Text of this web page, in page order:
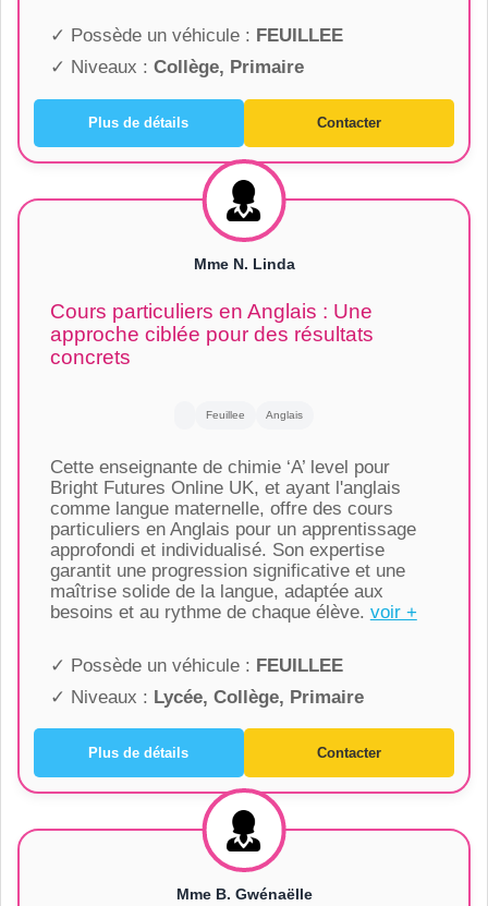
✓ Possède un véhicule : FEUILLEE
✓ Niveaux : Collège, Primaire
Plus de détails Contacter
Mme N. Linda
Cours particuliers en Anglais : Une
approche ciblée pour des résultats
concrets
Feuillee Anglais
Cette enseignante de chimie ‘A’ level pour
Bright Futures Online UK, et ayant l'anglais
comme langue maternelle, offre des cours
particuliers en Anglais pour un apprentissage
approfondi et individualisé. Son expertise
garantit une progression significative et une
maîtrise solide de la langue, adaptée aux
besoins et au rythme de chaque élève. voir +
✓ Possède un véhicule : FEUILLEE
✓ Niveaux : Lycée, Collège, Primaire
Plus de détails Contacter
Mme B. Gwénaëlle